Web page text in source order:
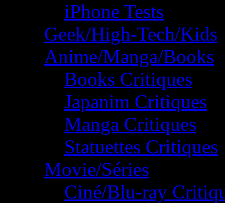
iPhone Tests
Geek/High-Tech/Kids
Anime/Manga/Books
Books Critiques
Japanim Critiques
Manga Critiques
Statuettes Critiques
Movie/Séries
Ciné/Blu-ray